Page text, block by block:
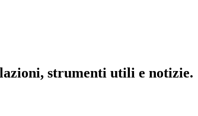
strumenti utili e notizie.